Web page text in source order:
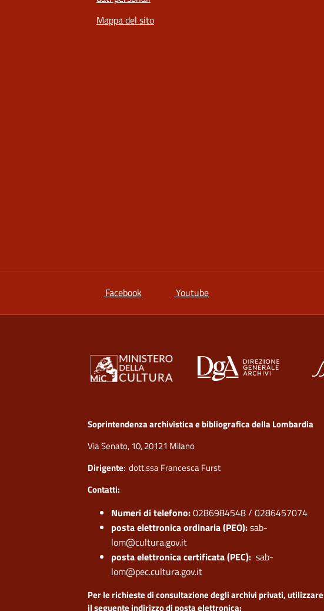
Mappa del sito
Facebooksi apre in una nuova scheda
Youtubesi apre in una nuova scheda
Soprintendenza archivistica e bibliografica della Lombardia
Via Senato, 10, 20121 Milano
Dirigente: dott.ssa Francesca Furst
Contatti:
Numeri di telefono:0286984548 / 0286457074
posta elettronica ordinaria (PEO):sab-
lom@cultura.gov.it
posta elettronica certificata (PEC): sab-
lom@pec.cultura.gov.it
Per le richieste di consultazione degli archivi privati, utilizzare
il seguente indirizzo di posta elettronica: